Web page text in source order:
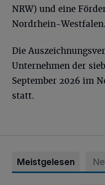
NRW) und eine
Nordrhein-Westfalen.
Die
Unternehmen der
September 2026 im
statt.
Meistgelesen